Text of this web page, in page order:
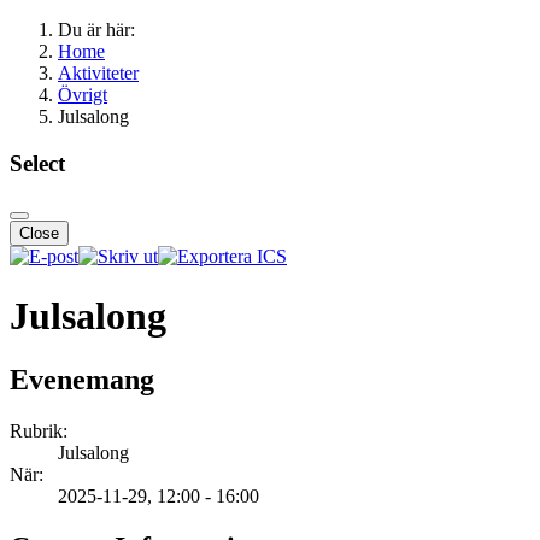
Du är här:
Home
Aktiviteter
Övrigt
Julsalong
Select
Close
Julsalong
Evenemang
Rubrik:
Julsalong
När:
2025-11-29, 12:00 - 16:00